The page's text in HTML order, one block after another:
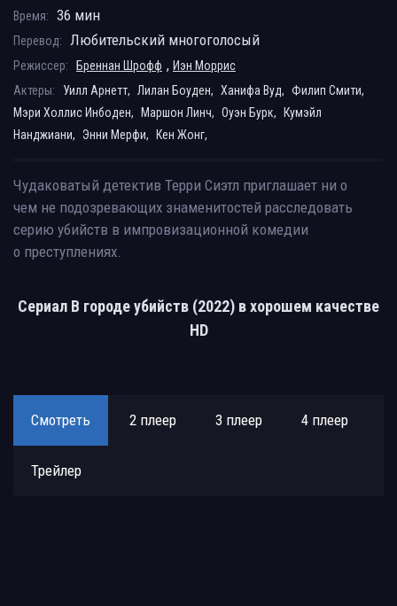
Время: 36 мин
Перевод: Любительский многоголосый
Режиссер: Бреннан Шрофф , Иэн Моррис
Актеры:
Уилл Арнетт, Лилан Боуден, Ханифа Вуд, Филип Смити,
Мэри Холлис Инбоден,
Маршон Линч, Оуэн Бурк,
Кумэйл
Нанджиани, Энни Мерфи, Кен Жонг,
Чудаковатый детектив Терри Сиэтл приглашает ни о
чем не подозревающих знаменитостей расследовать
серию убийств в импровизационной комедии
о преступлениях.
Сериал В городе убийств (2022) в хорошем качестве
HD
Смотреть 2 плеер 3 плеер 4 плеер
Трейлер